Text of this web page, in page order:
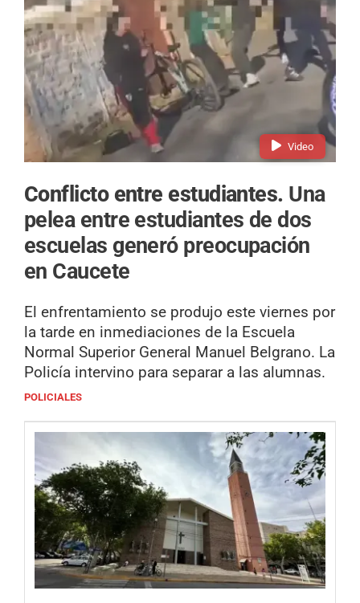
Video
Conflicto entre estudiantes. Una
pelea entre estudiantes de dos
escuelas generó preocupación
en Caucete
El enfrentamiento se produjo este viernes por
la tarde en inmediaciones de la Escuela
Normal Superior General Manuel Belgrano. La
Policía intervino para separar a las alumnas.
POLICIALES